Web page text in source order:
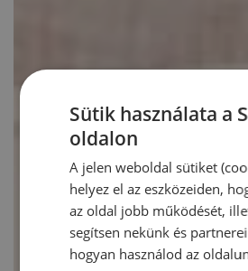
Sütik használata a
oldalon
A jelen weboldal sütiket
helyez el az eszközeiden,
az oldal jobb működését,
segítsen nekünk és
hogyan használod az